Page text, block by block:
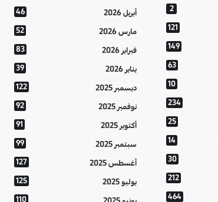
2
121
149
63
10
234
25
14
30
212
464
أبريل 2026 46
مارس 2026 52
فبراير 2026 83
يناير 2026 39
ديسمبر 2025 122
نوفمبر 2025 92
أكتوبر 2025 91
سبتمبر 2025 99
أغسطس 2025 127
يوليو 2025 125
110